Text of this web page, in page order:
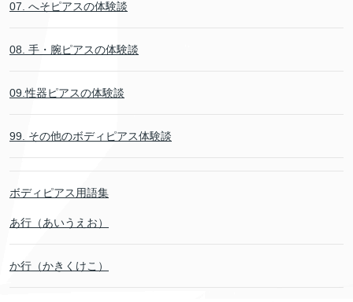
07. へそピアスの体験談
08. 手・腕ピアスの体験談
09.性器ピアスの体験談
99. その他のボディピアス体験談
ボディピアス用語集
あ行（あいうえお）
か行（かきくけこ）